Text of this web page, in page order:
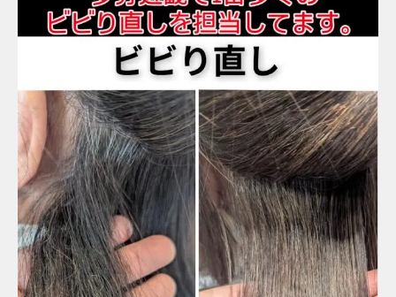
ダメージ度合い別の修復アプローチ紹介
根折れやうねりもケアする独自施術の秘密
ビビリ毛修復のプロが伝授する施術ポイン
ト
ビビリ毛や根折れの本当の原因を徹底解説
ビビリ毛や根折れの主な原因一覧表
薬剤選定やアイロン操作の落とし穴とは
ホームカラーが与える影響も要注意
施術履歴の蓄積が招くビビリ毛リスク
市販トリートメントで悪化する理由